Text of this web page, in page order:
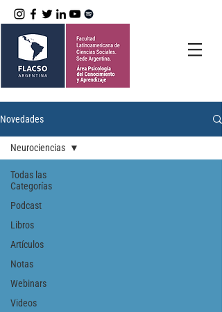
Novedades
Todas las
Categorías
Podcast
Libros
Artículos
Notas
Webinars
Videos
Neurociencias